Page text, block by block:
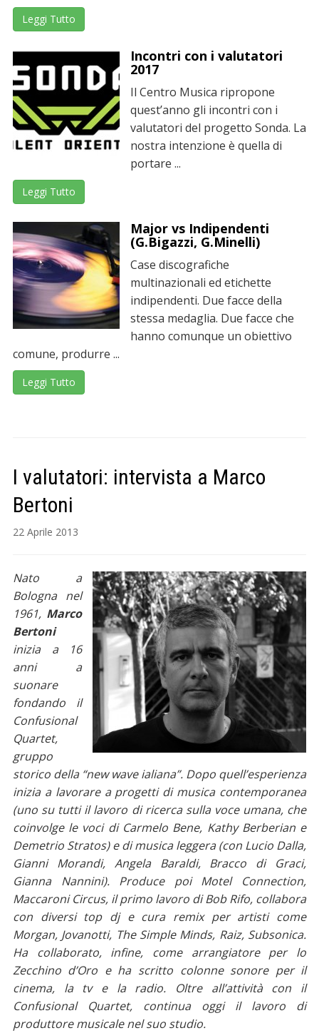
Leggi Tutto
Incontri con i valutatori
2017
Il Centro Musica ripropone
quest’anno gli incontri con i
valutatori del progetto Sonda. La
nostra intenzione è quella di
portare ...
Leggi Tutto
Major vs Indipendenti
(G.Bigazzi, G.Minelli)
Case discografiche
multinazionali ed etichette
indipendenti. Due facce della
stessa medaglia. Due facce che
hanno comunque un obiettivo
comune, produrre ...
Leggi Tutto
I valutatori: intervista a Marco
Bertoni
22 Aprile 2013
Nato a
Bologna nel
1961, Marco
Bertoni
inizia a 16
anni a
suonare
fondando il
Confusional
Quartet,
gruppo
storico della “new wave ialiana”. Dopo quell’esperienza
inizia a lavorare a progetti di musica contemporanea
(uno su tutti il lavoro di ricerca sulla voce umana, che
coinvolge le voci di Carmelo Bene, Kathy Berberian e
Demetrio Stratos) e di musica leggera (con Lucio Dalla,
Gianni Morandi, Angela Baraldi, Bracco di Graci,
Gianna Nannini). Produce poi Motel Connection,
Maccaroni Circus, il primo lavoro di Bob Rifo, collabora
con diversi top dj e cura remix per artisti come
Morgan, Jovanotti, The Simple Minds, Raiz, Subsonica.
Ha collaborato, infine, come arrangiatore per lo
Zecchino d’Oro e ha scritto colonne sonore per il
cinema, la tv e la radio. Oltre all’attività con il
Confusional Quartet, continua oggi il lavoro di
produttore musicale nel suo studio.